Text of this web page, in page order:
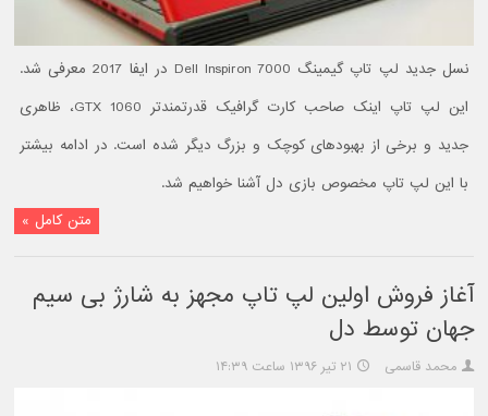
نسل جدید لپ تاپ گیمینگ Dell Inspiron 7000 در ایفا 2017 معرفی شد.
این لپ تاپ اینک صاحب کارت گرافیک قدرتمند‌تر GTX 1060، ظاهری
جدید و برخی از بهبودهای کوچک و بزرگ دیگر شده است. در ادامه بیشتر
با این لپ تاپ مخصوص بازی دل آشنا خواهیم شد.
متن کامل »
آغاز فروش اولین لپ تاپ مجهز به شارژ بی سیم
جهان توسط دل
محمد قاسمی ۲۱ تیر ۱۳۹۶ ساعت ۱۴:۳۹